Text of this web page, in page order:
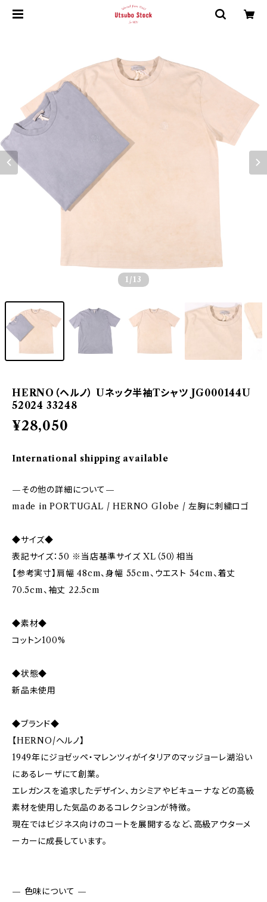
1 /13
HERNO（ヘルノ） Uネック半袖Tシャツ JG000144U
52024 33248
¥28,050
International shipping available
—その他の詳細について—
made in PORTUGAL / HERNO Globe / 左胸に刺繍ロゴ
◆サイズ◆
表記サイズ：50 ※当店基準サイズ XL（50）相当
【参考実寸】肩幅 48cm、身幅 55cm、ウエスト 54cm、着丈
70.5cm、袖丈 22.5cm
◆素材◆
コットン100%
◆状態◆
新品未使用
◆ブランド◆
【HERNO/ヘルノ】
1949年にジョゼッペ・マレンツィがイタリアのマッジョーレ湖沿い
にあるレーザにて創業。
エレガンスを追求したデザイン、カシミアやビキューナなどの高級
素材を使用した気品のあるコレクションが特徴。
現在ではビジネス向けのコートを展開するなど、高級アウターメ
ーカーに成長しています。
— 色味について —